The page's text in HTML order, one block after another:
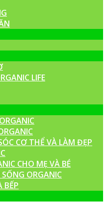
LIFE
CƠ THỂ VÀ LÀM ĐẸP
CHO MẸ VÀ BÉ
ORGANIC
BẾP